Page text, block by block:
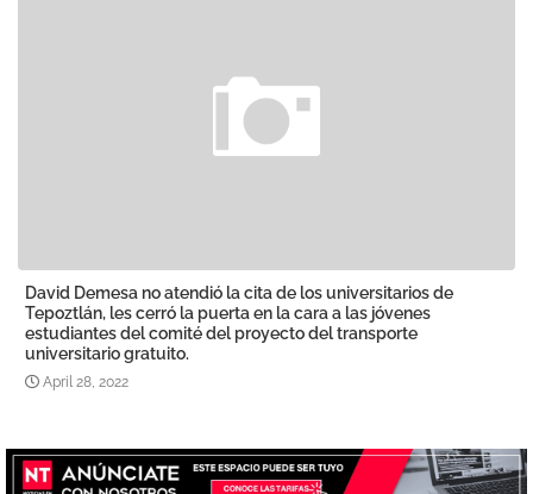
David Demesa no atendió la cita de los universitarios de
Tepoztlán, les cerró la puerta en la cara a las jóvenes
estudiantes del comité del proyecto del transporte
universitario gratuito.
April 28, 2022